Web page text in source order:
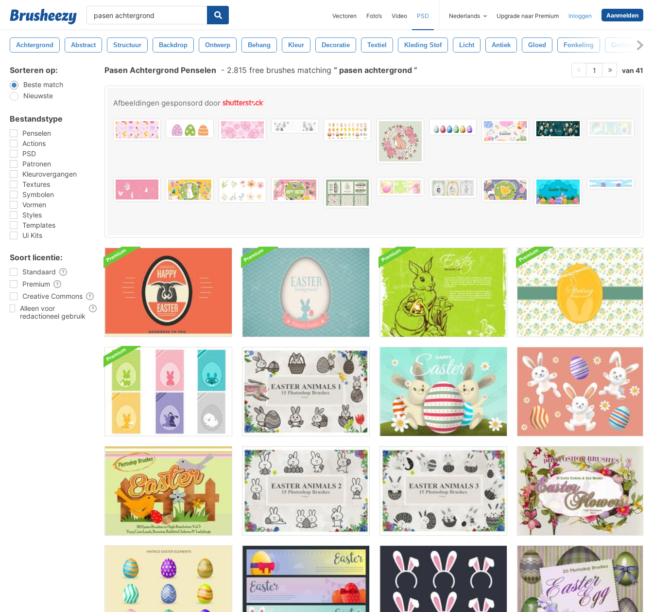
Vectoren Foto‘s Video PSD Nederlands Upgrade naar Premium Inloggen Aanmelden
Achtergrond Abstract Structuur Backdrop Ontwerp Behang Kleur Decoratie Textiel Kleding Stof Licht Antiek Gloed Fonkeling Grafisch
Sorteren op:
Beste match
Nieuwste
Bestandstype
Penselen
Actions
PSD
Patronen
Kleurovergangen
Textures
Symbolen
Vormen
Styles
Templates
Ui Kits
Soort licentie:
Standaard
Premium
Creative Commons
Alleen voor
redactioneel gebruik
Pasen Achtergrond Penselen - 2.815 free brushes matching pasen achtergrond 1 van 41
Afbeeldingen gesponsord door